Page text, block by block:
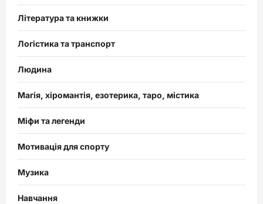
Література та книжки
Логістика та транспорт
Людина
Магія, хіромантія, езотерика, таро, містика
Міфи та легенди
Мотивація для спорту
Музика
Навчання